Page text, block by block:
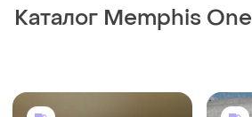
Каталог Memphis One